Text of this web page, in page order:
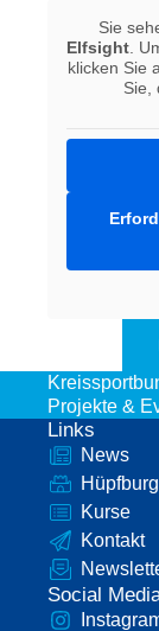
Sie
Elfsight .
klicken Sie
Sie,
Projekte &
Links
News
Kurse
Kontakt
Social